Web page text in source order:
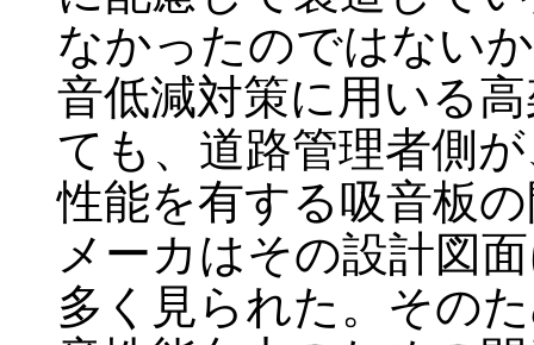
なかったのではない
音低減対策に用いる
ても、道路管理者側
性能を有する吸音板
メーカはその設計図
多く見られた。その